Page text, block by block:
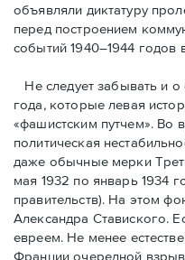
объявляли диктатуру
перед построением
событий 1940–1944 годов
Не следует забывать и о
года, которые левая
«фашистским путчем». Во
политическая
даже обычные мерки
мая 1932 по январь 1934
правительств). На этом
Александра Ставиского.
евреем. Не менее
Франции очередной взрыв